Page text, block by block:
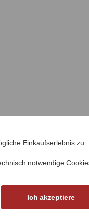
-50%
Einkaufserlebnis zu
notwendige
Ich akzeptiere